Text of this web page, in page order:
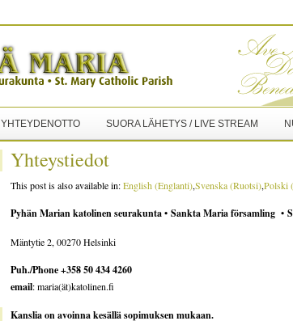
YHTEYDENOTTO SUORA LÄHETYS / LIVE STREAM
Yhteystiedot
This post is also available in:English (Englanti)Svenska(Ruotsi)Polski(
Pyhän Marian katolinen seurakunta • Sankta Maria församling •
Mäntytie 2, 00270 Helsinki
Puh./Phone +358 50 434 4260
email: maria(ät)katolinen.fi
Kanslia on avoinna kesällä sopimuksen mukaan.